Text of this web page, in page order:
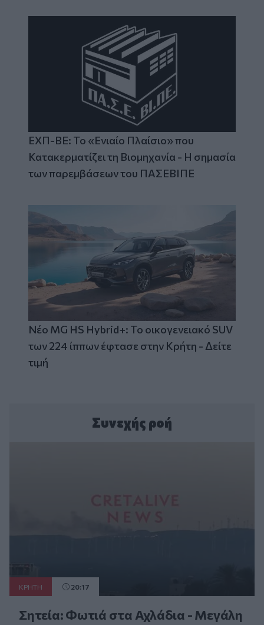
ΕΧΠ-ΒΕ: Το «Ενιαίο Πλαίσιο» που
Κατακερματίζει τη Βιομηχανία - Η σημασία
των παρεμβάσεων του ΠΑΣΕΒΙΠΕ
Νέο MG HS Hybrid+: Το οικογενειακό SUV
των 224 ίππων έφτασε στην Κρήτη - Δείτε
τιμή
Συνεχής ροή
ΚΡΗΤΗ 20:17
Σητεία: Φωτιά στα Αχλάδια - Μεγάλη